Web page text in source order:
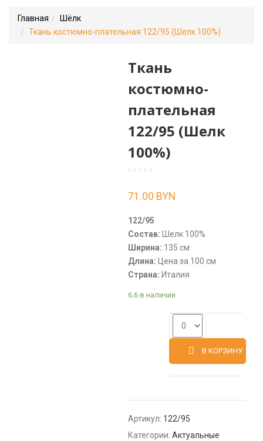
Главная
Шёлк
Ткань костюмно-плательная 122/95 (Шелк 100%)
Ткань
костюмно-
плательная
122/95 (Шелк
100%)
71.00 BYN
122/95
Состав: Шелк 100%
Ширина: 135 см
Длина: Цена за 100 см
Страна: Италия
6.6 в наличии
В КОРЗИНУ
Артикул: 122/95
Категории:Актуальные